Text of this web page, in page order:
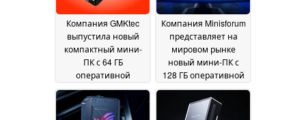
Компания GMKtec
выпустила новый
компактный мини-
ПК с 64 ГБ
оперативной
памяти и
интерфейсом
OCuLink09 July 2026
Компания Minisforum
представляет на
мировом рынке
новый мини-ПК с
128 ГБ оперативной
памяти и
процессором Intel
Panther Lake